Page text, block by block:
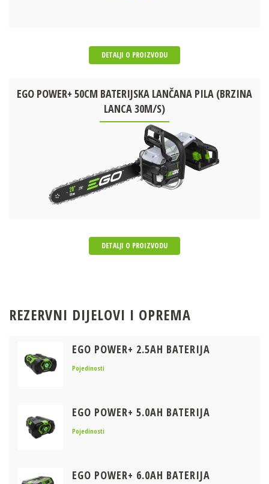
DETALJI O PROIZVODU
EGO POWER+ 50CM BATERIJSKA LANČANA PILA (BRZINA
LANCA 30M/S)
DETALJI O PROIZVODU
REZERVNI DIJELOVI I OPREMA
EGO POWER+ 2.5AH BATERIJA
Pojedinosti
EGO POWER+ 5.0AH BATERIJA
Pojedinosti
EGO POWER+ 6.0AH BATERIJA